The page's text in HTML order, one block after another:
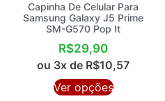
Capinha De Celular Para
Samsung Galaxy J5 Prime
SM-G570 Pop It
R$29,90
ou 3x de R$10,57
Ver opções